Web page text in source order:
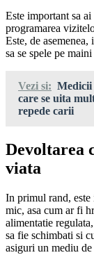
Este important sa
programarea
Este, de
sa se spele pe
Vezi si: Medicii
care se uita
repede carii
Devoltarea
viata
In primul rand,
mic, asa cum ar fi
alimentatie
sa fie schimbati si
asiguri un mediu